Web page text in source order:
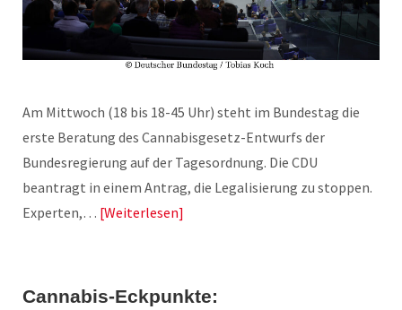
Am Mittwoch (18 bis 18-45 Uhr) steht im Bundestag die
erste Beratung des Cannabisgesetz-Entwurfs der
Bundesregierung auf der Tagesordnung. Die CDU
beantragt in einem Antrag, die Legalisierung zu stoppen.
Experten,… Weiterlesen
Cannabis-Eckpunkte: